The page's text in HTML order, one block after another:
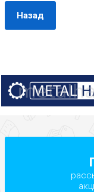
Назад